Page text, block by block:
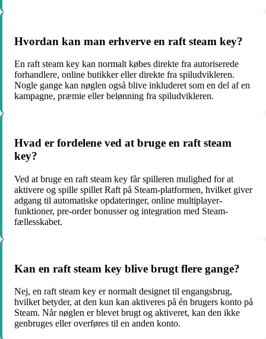
Hvordan kan man erhverve en raft steam key?
En raft steam key kan normalt købes direkte fra autoriserede
forhandlere, online butikker eller direkte fra spiludvikleren.
Nogle gange kan nøglen også blive inkluderet som en del af en
kampagne, præmie eller belønning fra spiludvikleren.
Hvad er fordelene ved at bruge en raft steam
key?
Ved at bruge en raft steam key får spilleren mulighed for at
aktivere og spille spillet Raft på Steam-platformen, hvilket giver
adgang til automatiske opdateringer, online multiplayer-
funktioner, pre-order bonusser og integration med Steam-
fællesskabet.
Kan en raft steam key blive brugt flere gange?
Nej, en raft steam key er normalt designet til engangsbrug,
hvilket betyder, at den kun kan aktiveres på én brugers konto på
Steam. Når nøglen er blevet brugt og aktiveret, kan den ikke
genbruges eller overføres til en anden konto.